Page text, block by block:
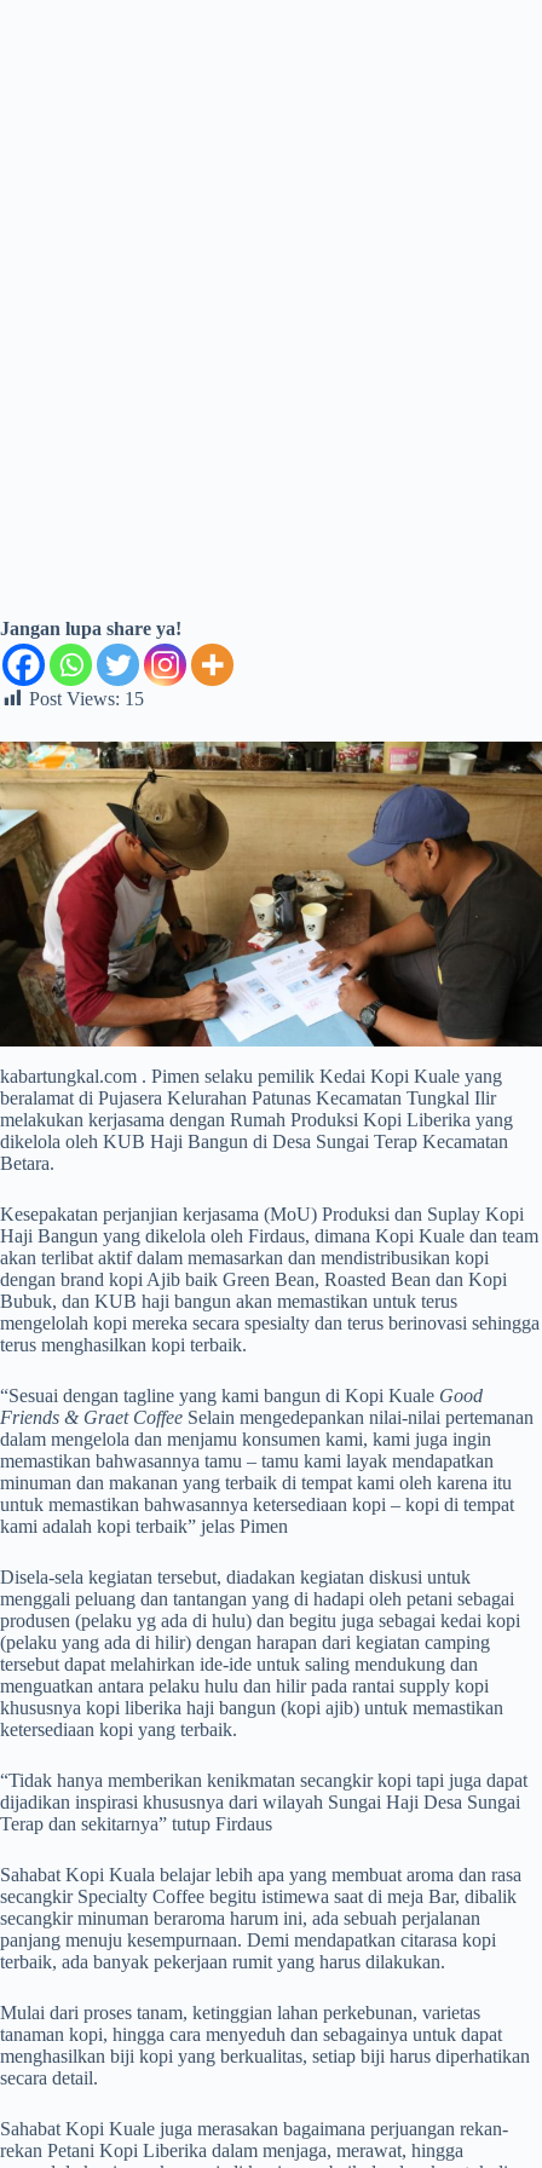
Jangan lupa share ya!
Post Views: 15
kabartungkal.com . Pimen selaku pemilik Kedai Kopi Kuale yang
beralamat di Pujasera Kelurahan Patunas Kecamatan Tungkal Ilir
melakukan kerjasama dengan Rumah Produksi Kopi Liberika yang
dikelola oleh KUB Haji Bangun di Desa Sungai Terap Kecamatan
Betara.
Kesepakatan perjanjian kerjasama (MoU) Produksi dan Suplay Kopi
Haji Bangun yang dikelola oleh Firdaus, dimana Kopi Kuale dan team
akan terlibat aktif dalam memasarkan dan mendistribusikan kopi
dengan brand kopi Ajib baik Green Bean, Roasted Bean dan Kopi
Bubuk, dan KUB haji bangun akan memastikan untuk terus
mengelolah kopi mereka secara spesialty dan terus berinovasi sehingga
terus menghasilkan kopi terbaik.
“Sesuai dengan tagline yang kami bangun di Kopi Kuale Good
Friends & Graet Coffee Selain mengedepankan nilai-nilai pertemanan
dalam mengelola dan menjamu konsumen kami, kami juga ingin
memastikan bahwasannya tamu – tamu kami layak mendapatkan
minuman dan makanan yang terbaik di tempat kami oleh karena itu
untuk memastikan bahwasannya ketersediaan kopi – kopi di tempat
kami adalah kopi terbaik” jelas Pimen
Disela-sela kegiatan tersebut, diadakan kegiatan diskusi untuk
menggali peluang dan tantangan yang di hadapi oleh petani sebagai
produsen (pelaku yg ada di hulu) dan begitu juga sebagai kedai kopi
(pelaku yang ada di hilir) dengan harapan dari kegiatan camping
tersebut dapat melahirkan ide-ide untuk saling mendukung dan
menguatkan antara pelaku hulu dan hilir pada rantai supply kopi
khususnya kopi liberika haji bangun (kopi ajib) untuk memastikan
ketersediaan kopi yang terbaik.
“Tidak hanya memberikan kenikmatan secangkir kopi tapi juga dapat
dijadikan inspirasi khususnya dari wilayah Sungai Haji Desa Sungai
Terap dan sekitarnya” tutup Firdaus
Sahabat Kopi Kuala belajar lebih apa yang membuat aroma dan rasa
secangkir Specialty Coffee begitu istimewa saat di meja Bar, dibalik
secangkir minuman beraroma harum ini, ada sebuah perjalanan
panjang menuju kesempurnaan. Demi mendapatkan citarasa kopi
terbaik, ada banyak pekerjaan rumit yang harus dilakukan.
Mulai dari proses tanam, ketinggian lahan perkebunan, varietas
tanaman kopi, hingga cara menyeduh dan sebagainya untuk dapat
menghasilkan biji kopi yang berkualitas, setiap biji harus diperhatikan
secara detail.
Sahabat Kopi Kuale juga merasakan bagaimana perjuangan rekan-
rekan Petani Kopi Liberika dalam menjaga, merawat, hingga